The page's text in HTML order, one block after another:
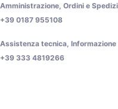
Amministrazione, Ordini e
+39 0187 955108
Assistenza tecnica,
+39 333 4819266